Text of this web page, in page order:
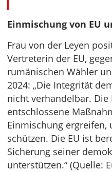
Einmischung von EU
Frau von der Leyen
Vertreterin der EU,
rumänischen Wähler
2024: „Die Integrität
nicht verhandelbar.
entschlossene
Einmischung ergreifen,
schützen. Die EU ist
Sicherung seiner
unterstützen.“ (Quelle: